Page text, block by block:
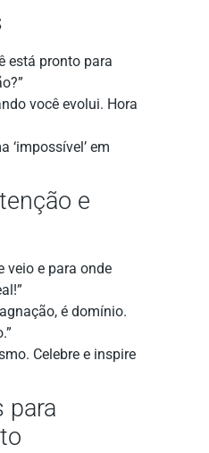
está pronto para
você evolui. Hora
‘impossível’ em
e
veio e para onde
é domínio.
Celebre e inspire
para